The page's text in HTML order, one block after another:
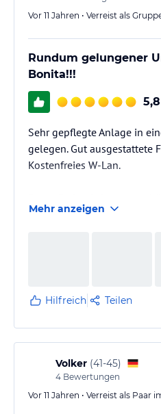
Vor 11 Jahren • Verreist als
Rundum gelungener
Bonita!!!
5,8
Sehr gepflegte Anlage in
gelegen. Gut ausgestattete
Kostenfreies W-Lan.
Mehr anzeigen
Hilfreich Teilen
Volker (41-45)
4 Bewertungen
Vor 11 Jahren • Verreist als Paar